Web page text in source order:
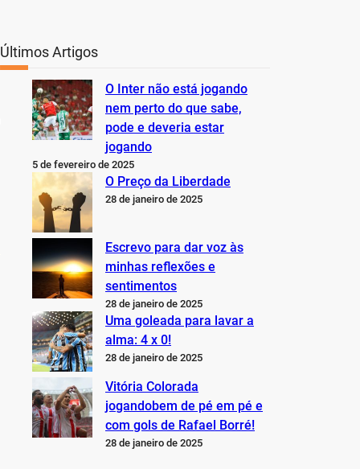
Últimos Artigos
O Inter não está jogando
nem perto do que sabe,
pode e deveria estar
jogando
5 de fevereiro de 2025
O Preço da Liberdade
28 de janeiro de 2025
Escrevo para dar voz às
minhas reflexões e
sentimentos
28 de janeiro de 2025
Uma goleada para lavar a
alma: 4 x 0!
28 de janeiro de 2025
Vitória Colorada
jogandobem de pé em pé e
com gols de Rafael Borré!
28 de janeiro de 2025